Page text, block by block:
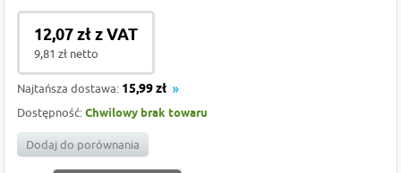
12,07 zł z VAT
9,81 zł netto
Najtańsza dostawa: 15,99 zł
Dostępność:Chwilowy brak towaru
Dodaj do porównania